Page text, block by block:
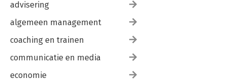
Bijlage A: dashboard van de Diamantwijzer 219
Over de auteurs 221
advisering
algemeen management
coaching en trainen
communicatie en media
economie